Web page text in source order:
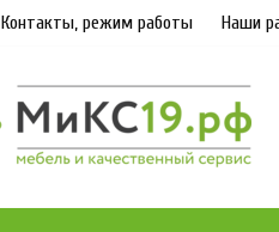
Контакты, режим работы Наши